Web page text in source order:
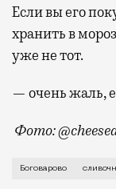
Если вы его
хранить в
уже не тот.
— очень жаль,
Фото:
Масло из
Боговарово